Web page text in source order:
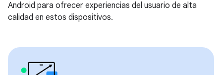
Android para ofrecer experiencias del usuario de alta
calidad en estos dispositivos.